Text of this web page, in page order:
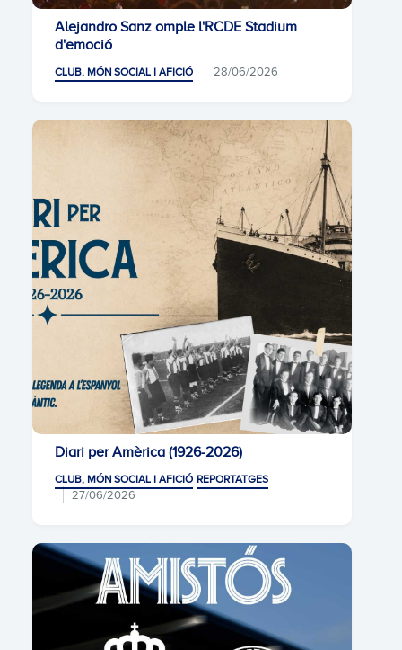
Alejandro Sanz omple l'RCDE Stadium
d'emoció
CLUB, MÓN SOCIAL I AFICIÓ 28/06/2026
Diari per Amèrica (1926-2026)
CLUB, MÓN SOCIAL I AFICIÓ REPORTATGES
27/06/2026